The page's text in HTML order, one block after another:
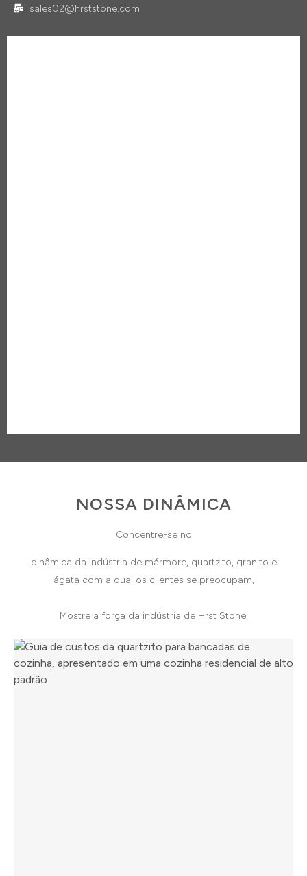
sales02@hrststone.com
NOSSA DINÂMICA
Concentre-se no
dinâmica da indústria de mármore, quartzito, granito e
ágata com a qual os clientes se preocupam,
Mostre a força da indústria de Hrst Stone.